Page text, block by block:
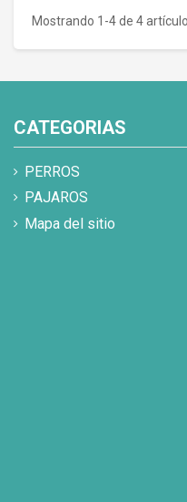
Mostrando 1-4 de 4
CATEGORIAS
PERROS
PAJAROS
Mapa del sitio